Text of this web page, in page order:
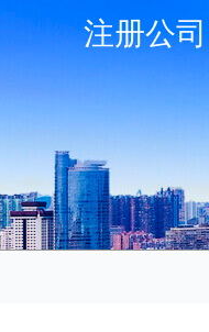
注册公